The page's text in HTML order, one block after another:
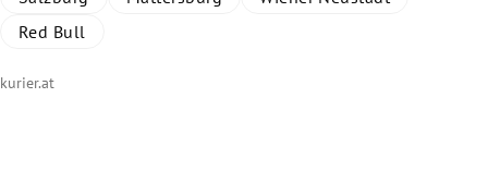
Red Bull
kurier.at